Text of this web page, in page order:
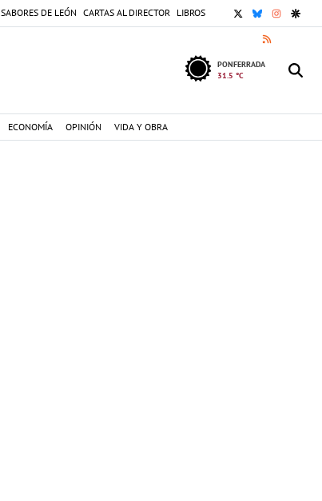
SABORES DE LEÓN CARTAS AL DIRECTOR LIBROS X BLUESKY
RSS
PONFERRADA
31.5 °C
ECONOMÍA OPINIÓN VIDA Y OBRA